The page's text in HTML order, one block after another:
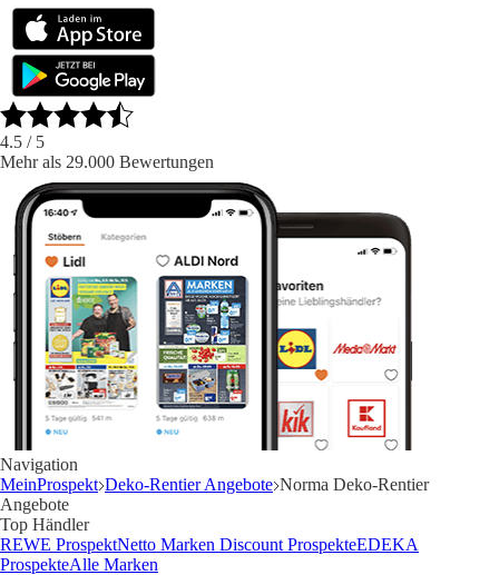
4.5 / 5
Mehr als 29.000 Bewertungen
Navigation
MeinProspekt Deko-Rentier Angebote Norma Deko-Rentier
Angebote
Top Händler
REWE ProspektNetto Marken Discount ProspekteEDEKA
ProspekteAlle Marken